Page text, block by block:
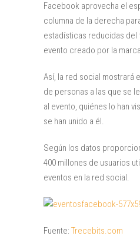
Facebook aprovecha el
columna de la derecha
estadísticas reducidas del
evento creado por la
Así, la red social mostrará
de personas a las que se
al evento, quiénes lo han
se han unido a él.
Según los datos
400 millones de usuarios
eventos en la red social.
Fuente: Trecebits.com